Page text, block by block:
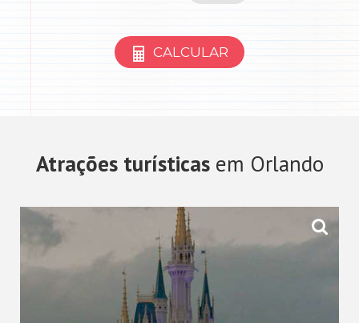
CALCULAR
Atrações turísticasem Orlando